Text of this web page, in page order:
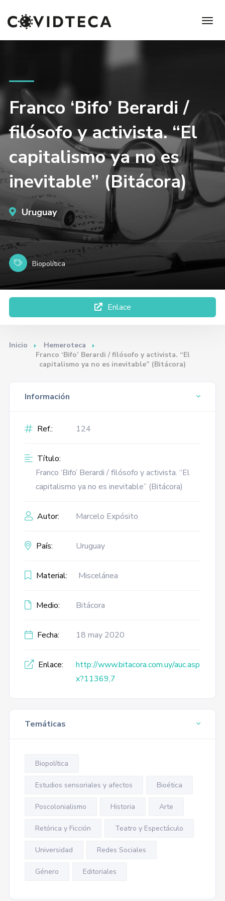
Franco ‘Bifo’ Berardi /
filósofo y activista. “El
capitalismo ya no es
inevitable” (Bitácora)
Uruguay
Biopolítica
Enlace
Inicio
Hemeroteca
Franco ‘Bifo’ Berardi / filósofo y activista. “El
capitalismo ya no es inevitable” (Bitácora)
Información
Ref.: 124
Título:
Franco ‘Bifo’ Berardi / filósofo y activista. “El
capitalismo ya no es inevitable” (Bitácora)
Autor: Marcelo Expósito
País: Uruguay
Material: Miscelánea
Medio: Bitácora
Fecha: 18 may 2020
Enlace:
http://www.bitacora.com.uy/auc.asp
x?11369,7
Temáticas
Biopolítica
Estudios sensoriales y afectos Bioética
Poscolonialismo Historia Arte
Retórica y Ficción Teatro y Espectáculo
Universidad Redes Sociales
Género Editoriales